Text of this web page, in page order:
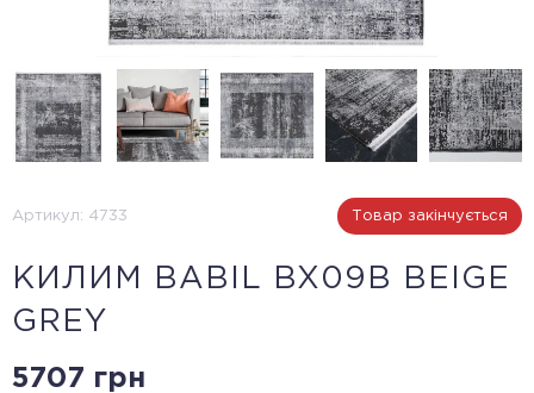
Артикул: 4733 Товар закінчується
КИЛИМ BABIL BX09B BEIGE
GREY
5707 грн